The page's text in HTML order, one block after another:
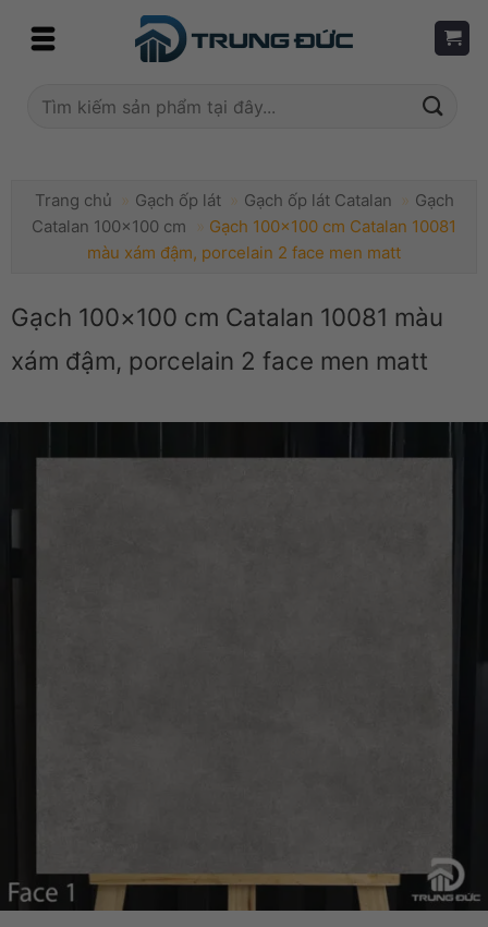
Tìm
Trang chủ » Gạch ốp lát » Gạch ốp lát Catalan » Gạch
Catalan 100x100 cm
» Gạch 100×100 cm Catalan 10081
màu xám đậm, porcelain 2 face men matt
Gạch 100×100 cm Catalan 10081 màu
xám đậm, porcelain 2 face men matt